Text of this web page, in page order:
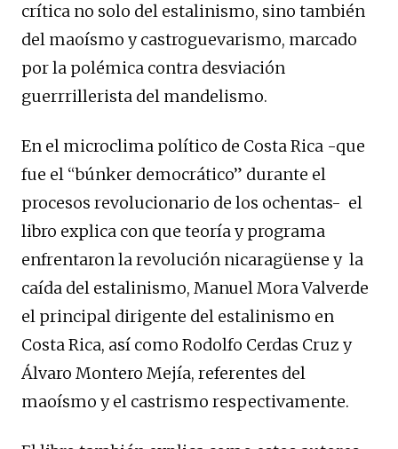
crítica no solo del estalinismo, sino también
del maoísmo y castroguevarismo, marcado
por la polémica contra desviación
guerrrillerista del mandelismo.
En el microclima político de Costa Rica -que
fue el “búnker democrático” durante el
procesos revolucionario de los ochentas- el
libro explica con que teoría y programa
enfrentaron la revolución nicaragüense y la
caída del estalinismo, Manuel Mora Valverde
el principal dirigente del estalinismo en
Costa Rica, así como Rodolfo Cerdas Cruz y
Álvaro Montero Mejía, referentes del
maoísmo y el castrismo respectivamente.